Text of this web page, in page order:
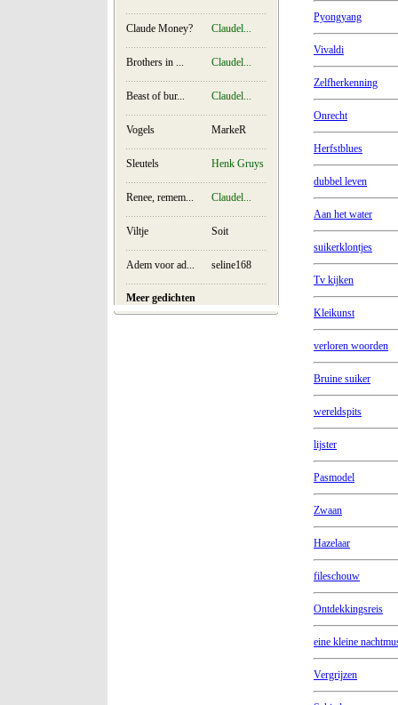
Claude Money? Claudel...
Brothers in ... Claudel...
Beast of bur... Claudel...
Vogels MarkeR
Sleutels Henk Gruys
Renee, remem... Claudel...
Viltje Soit
Adem voor ad... seline168
Meer gedichten
Pyongyang
Vivaldi
Zelfherkenning
Onrecht
Herfstblues
dubbel leven
Aan het water
suikerklontjes
Tv kijken
Kleikunst
verloren woorden
Bruine suiker
wereldspits
lijster
Pasmodel
Zwaan
Hazelaar
fileschouw
Ontdekkingsreis
eine kleine
Vergrijzen